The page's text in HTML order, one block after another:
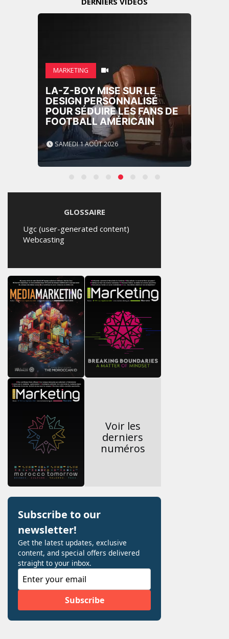
MARKETING
LA-Z-BOY MISE SUR LE
DESIGN PERSONNALISÉ
POUR SÉDUIRE LES FANS DE
FOOTBALL AMÉRICAIN
SAMEDI 1 AOÛT 2026
GLOSSAIRE
Ugc (user-generated content)
Webcasting
Voir les
derniers
numéros